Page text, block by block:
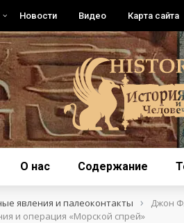
Новости Видео Карта сайта
О нас Содержание
явления и палеоконтакты ›
Джон
и операция «Морской спрей»